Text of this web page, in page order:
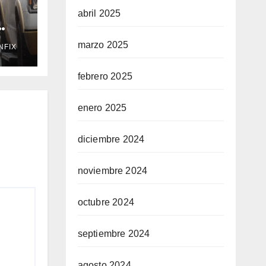
7
abril 2025
marzo 2025
febrero 2025
enero 2025
diciembre 2024
noviembre 2024
octubre 2024
septiembre 2024